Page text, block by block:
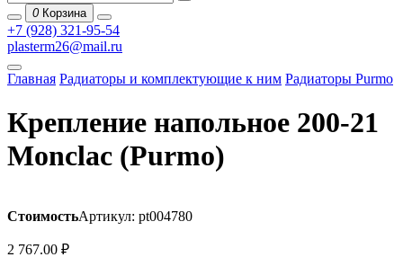
0 Корзина
+7 (928) 321-95-54
plasterm26@mail.ru
Главная Радиаторы и комплектующие к ним Радиаторы Purmo
Крепление напольное 200-21
Monclac (Purmo)
СтоимостьАртикул: pt004780
2 767.00 ₽